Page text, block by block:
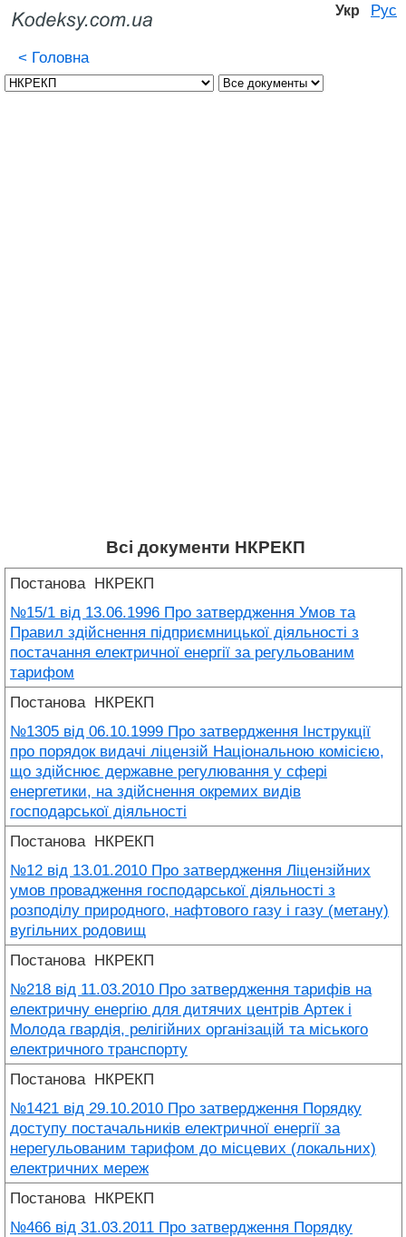
Укр Рус
< Головна
Всі документи НКРЕКП
Постанова НКРЕКП
№15/1 від 13.06.1996 Про затвердження Умов та
Правил здійснення підприємницької діяльності з
постачання електричної енергії за регульованим
тарифом
Постанова НКРЕКП
№1305 від 06.10.1999 Про затвердження Інструкції
про порядок видачі ліцензій Національною комісією,
що здійснює державне регулювання у сфері
енергетики, на здійснення окремих видів
господарської діяльності
Постанова НКРЕКП
№12 від 13.01.2010 Про затвердження Ліцензійних
умов провадження господарської діяльності з
розподілу природного, нафтового газу і газу (метану)
вугільних родовищ
Постанова НКРЕКП
№218 від 11.03.2010 Про затвердження тарифів на
електричну енергію для дитячих центрів Артек і
Молода гвардія, релігійних організацій та міського
електричного транспорту
Постанова НКРЕКП
№1421 від 29.10.2010 Про затвердження Порядку
доступу постачальників електричної енергії за
нерегульованим тарифом до місцевих (локальних)
електричних мереж
Постанова НКРЕКП
№466 від 31.03.2011 Про затвердження Порядку